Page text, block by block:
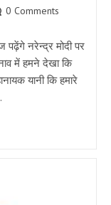
0 Comments
नरेन्द्र मोदी पर
में हमने देखा कि
यानी कि हमारे